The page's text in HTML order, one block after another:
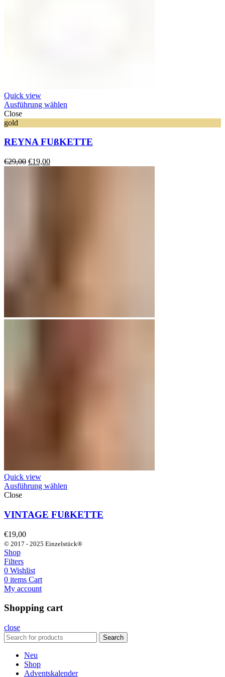
Quick view
Ausführung wählen
Close
gold
REYNA FUßKETTE
€29,00 Ursprünglicher
€19,00Aktueller
Quick view
Ausführung wählen
Close
VINTAGE FUßKETTE
€19,00
© 2017 - 2025 Einzelstück®
Shop
Filters
0 Wishlist
0 items Cart
My account
Shopping cart
close
Search
Neu
Shop
Adventskalender